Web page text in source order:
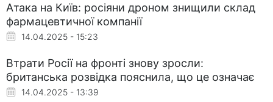
Атака на Київ: росіяни дроном знищили склад
фармацевтичної компанії
14.04.2025 - 15:23
Втрати Росії на фронті знову зросли:
британська розвідка пояснила, що це означає
14.04.2025 - 13:39